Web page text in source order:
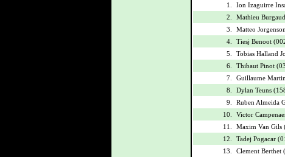
1. Ion Izaguirre
2.
Mathieu
3.
Matteo
4.
Tiesj Benoot
5.
Tobias Halland
6.
Thibaut Pinot
7.
Guillaume
8.
Dylan Teuns
9.
Ruben Almeida
10.
Victor
11.
Maxim Van Gils
12.
Tadej Pogacar
13.
Clement Berthet